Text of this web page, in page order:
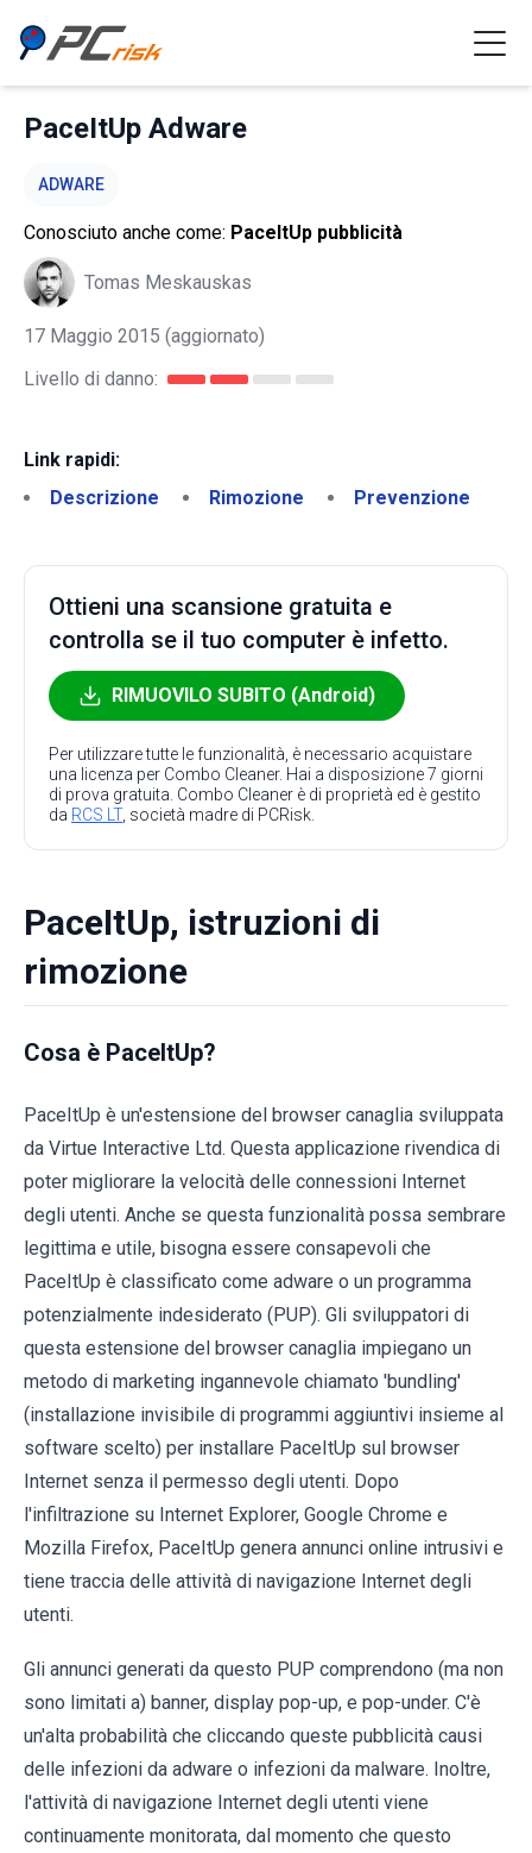
PaceItUp Adware
ADWARE
Conosciuto anche come: PaceItUp pubblicità
Tomas Meskauskas
17 Maggio 2015 (aggiornato)
Livello di danno:
Link rapidi:
Descrizione
Rimozione Prevenzione
Ottieni una scansione gratuita e
controlla se il tuo computer è infetto.
RIMUOVILO SUBITO (Android)
Per utilizzare tutte le funzionalità, è necessario acquistare
una licenza per Combo Cleaner. Hai a disposizione 7 giorni
di prova gratuita. Combo Cleaner è di proprietà ed è gestito
da RCS LT, società madre di PCRisk.
PaceItUp, istruzioni di
rimozione
Cosa è PaceItUp?
PaceItUp è un'estensione del browser canaglia sviluppata
da Virtue Interactive Ltd. Questa applicazione rivendica di
poter migliorare la velocità delle connessioni Internet
degli utenti. Anche se questa funzionalità possa sembrare
legittima e utile, bisogna essere consapevoli che
PaceItUp è classificato come adware o un programma
potenzialmente indesiderato (PUP). Gli sviluppatori di
questa estensione del browser canaglia impiegano un
metodo di marketing ingannevole chiamato 'bundling'
(installazione invisibile di programmi aggiuntivi insieme al
software scelto) per installare PaceItUp sul browser
Internet senza il permesso degli utenti. Dopo
l'infiltrazione su Internet Explorer, Google Chrome e
Mozilla Firefox, PaceItUp genera annunci online intrusivi e
tiene traccia delle attività di navigazione Internet degli
utenti.
Gli annunci generati da questo PUP comprendono (ma non
sono limitati a) banner, display pop-up, e pop-under. C'è
un'alta probabilità che cliccando queste pubblicità causi
delle infezioni da adware o infezioni da malware. Inoltre,
l'attività di navigazione Internet degli utenti viene
continuamente monitorata, dal momento che questo